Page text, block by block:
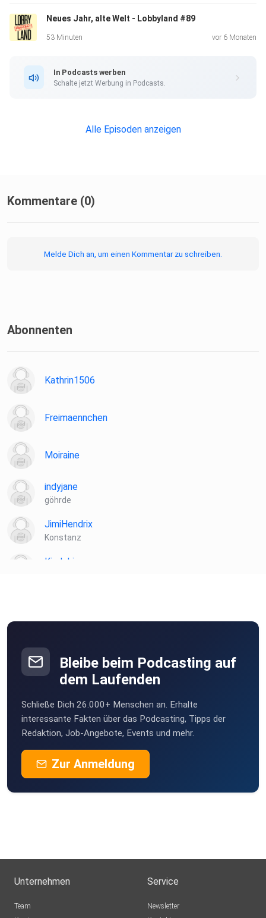
Neues Jahr, alte Welt - Lobbyland #89
53 Minuten vor 6 Monaten
In Podcasts werben
Schalte jetzt Werbung in Podcasts.
Alle Episoden anzeigen
Kommentare (0)
Melde Dich an, um einen Kommentar zu schreiben.
Abonnenten
Kathrin1506
Freimaennchen
Moiraine
indyjane
göhrde
JimiHendrix
Konstanz
Kindoki
Bleibe beim Podcasting auf
dem Laufenden
Schließe Dich 26.000+ Menschen an. Erhalte
interessante Fakten über das Podcasting, Tipps der
Redaktion, Job-Angebote, Events und mehr.
Zur Anmeldung
Unternehmen
Team
Service
Newsletter